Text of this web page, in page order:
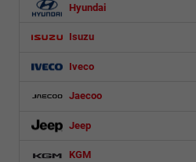
Hyundai
Isuzu
Iveco
Jaecoo
Jeep
KGM